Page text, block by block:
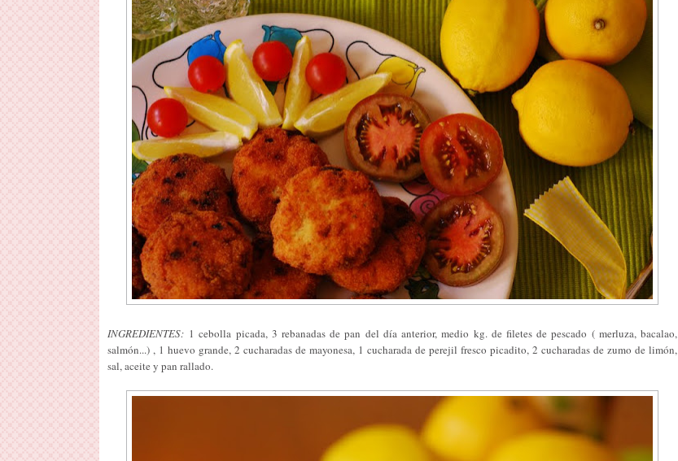
INGREDIENTES: 1 cebolla picada, 3 rebanadas de pan del día anterior, medio kg. de filetes de pescado ( merluza, bacalao,
salmón...) , 1 huevo grande, 2 cucharadas de mayonesa, 1 cucharada de perejil fresco picadito, 2 cucharadas de zumo de limón,
sal, aceite y pan rallado.